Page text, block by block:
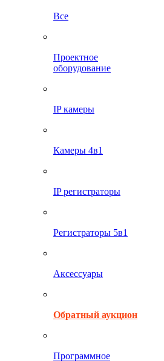
Все
Проектное
оборудование
IP камеры
Камеры 4в1
IP регистраторы
Регистраторы 5в1
Аксессуары
Обратный аукцион
Программное